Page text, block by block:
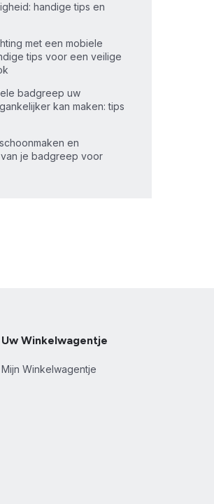
handige tips en
met een mobiele
tips voor een veilige
badgreep uw
kan maken: tips
en
je badgreep voor
Uw Winkelwagentje
Mijn Winkelwagentje